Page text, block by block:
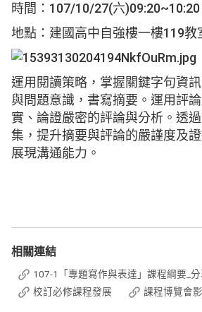
時間：107/10/27(六)09:20~10:20
地點：建國高中自強樓一樓119教
運用閱讀策略，掌握關鍵字句資
與問題意識，書寫摘要。運用評
實、論證嚴密的評論與分析。透
集，提升摘要與評論的嚴謹度及
展現溝通能力。
相關連結
107-1「專題寫作與表達」課程綱要_
校訂必修課程發展
課程博覽會